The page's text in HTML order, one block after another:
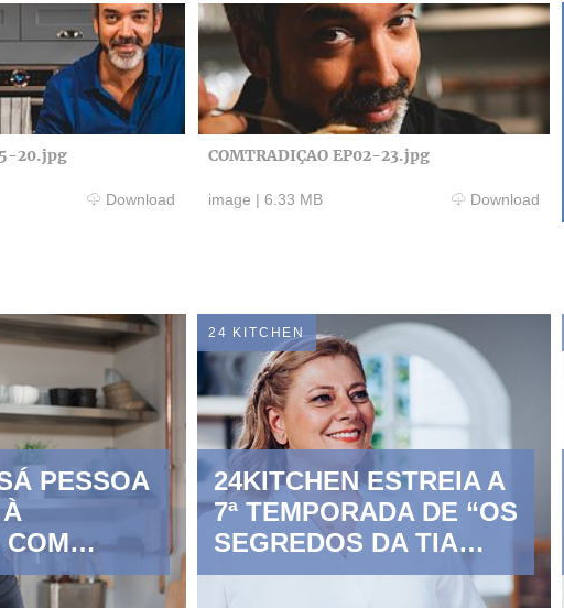
20.jpg
Download
COMTRADIÇAO EP02-23.jpg
image | 6.33 MB Download
PESSOA
24 KITCHEN
24KITCHEN ESTREIA A
7ª TEMPORADA DE “OS
SEGREDOS DA TIA
CÁTIA”